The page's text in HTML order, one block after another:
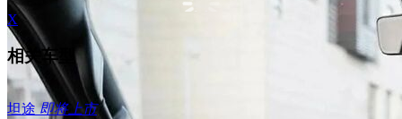
X
相关车型
坦途 即将上市